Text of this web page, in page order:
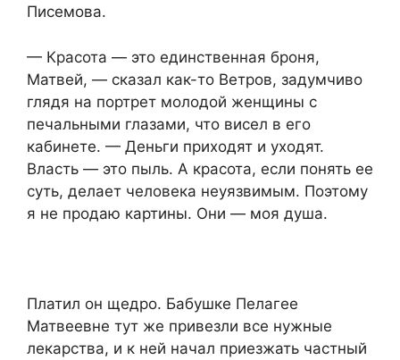
Писемова.
— Красота — это единственная броня,
Матвей, — сказал как-то Ветров, задумчиво
глядя на портрет молодой женщины с
печальными глазами, что висел в его
кабинете. — Деньги приходят и уходят.
Власть — это пыль. А красота, если понять ее
суть, делает человека неуязвимым. Поэтому
я не продаю картины. Они — моя душа.
Платил он щедро. Бабушке Пелагее
Матвеевне тут же привезли все нужные
лекарства, и к ней начал приезжать частный